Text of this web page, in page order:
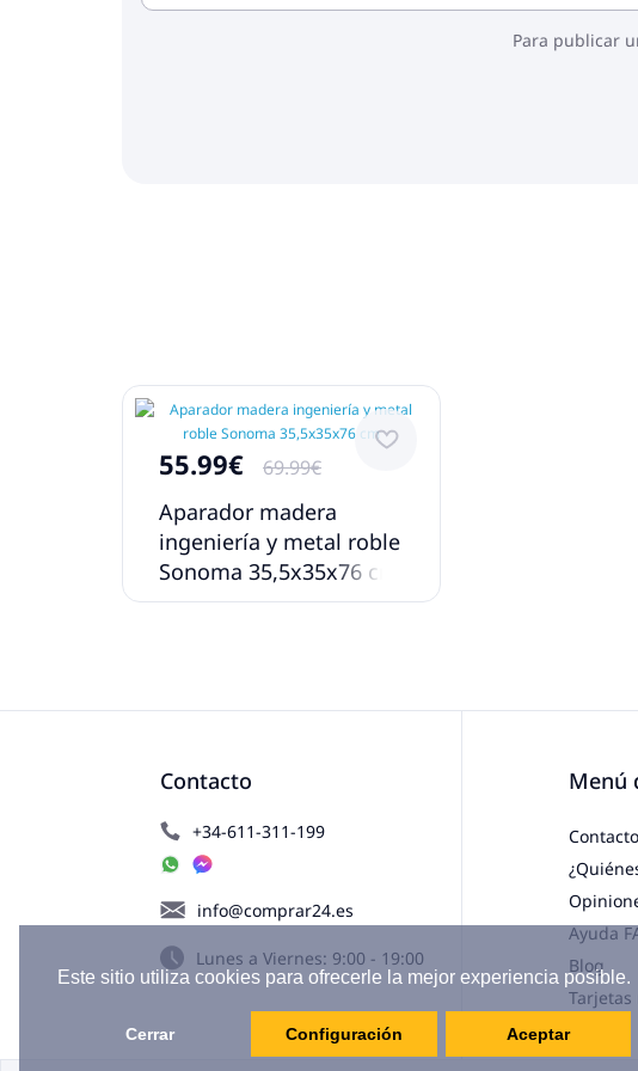
Este sitio utiliza cookies para ofrecerle la mejor experiencia posible.
Cerrar Configuración Aceptar
Para publicar
55.99€ 69.99€
Aparador madera
ingeniería y metal roble
Sonoma 35,5x35x76 cm
Contacto
+34-611-311-199
info@comprar24.es
Lunes a Viernes: 9:00 - 19:00
Menú
Contacto
Ayuda
Blog
Tarjetas